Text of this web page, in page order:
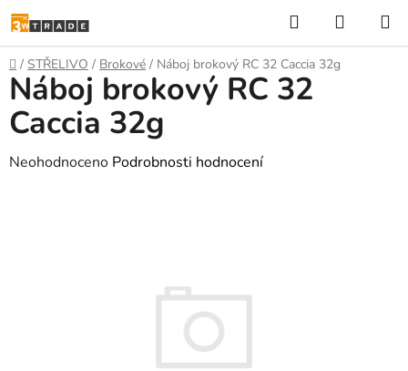
Přejít
na
obsah
Hledat
KOŠÍK
Domů
/ STŘELIVO / Brokové / Náboj brokový RC 32 Caccia 32g
Náboj brokový RC 32
Caccia 32g
Průměrné
Neohodnoceno Podrobnosti hodnocení